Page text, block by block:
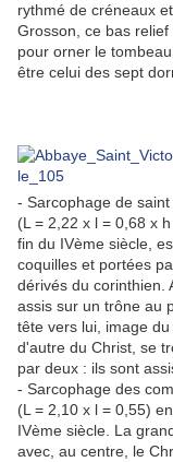
rythmé de créneaux
Grosson, ce bas
pour orner le
être celui des sept
- Sarcophage de
(L = 2,22 x l = 0,68 x
fin du IVème siècle,
coquilles et portées
dérivés du corinthien.
assis sur un trône au
tête vers lui, image
d'autre du Christ, se
par deux : ils sont
- Sarcophage des
(L = 2,10 x l = 0,55)
IVème siècle. La
avec, au centre, le